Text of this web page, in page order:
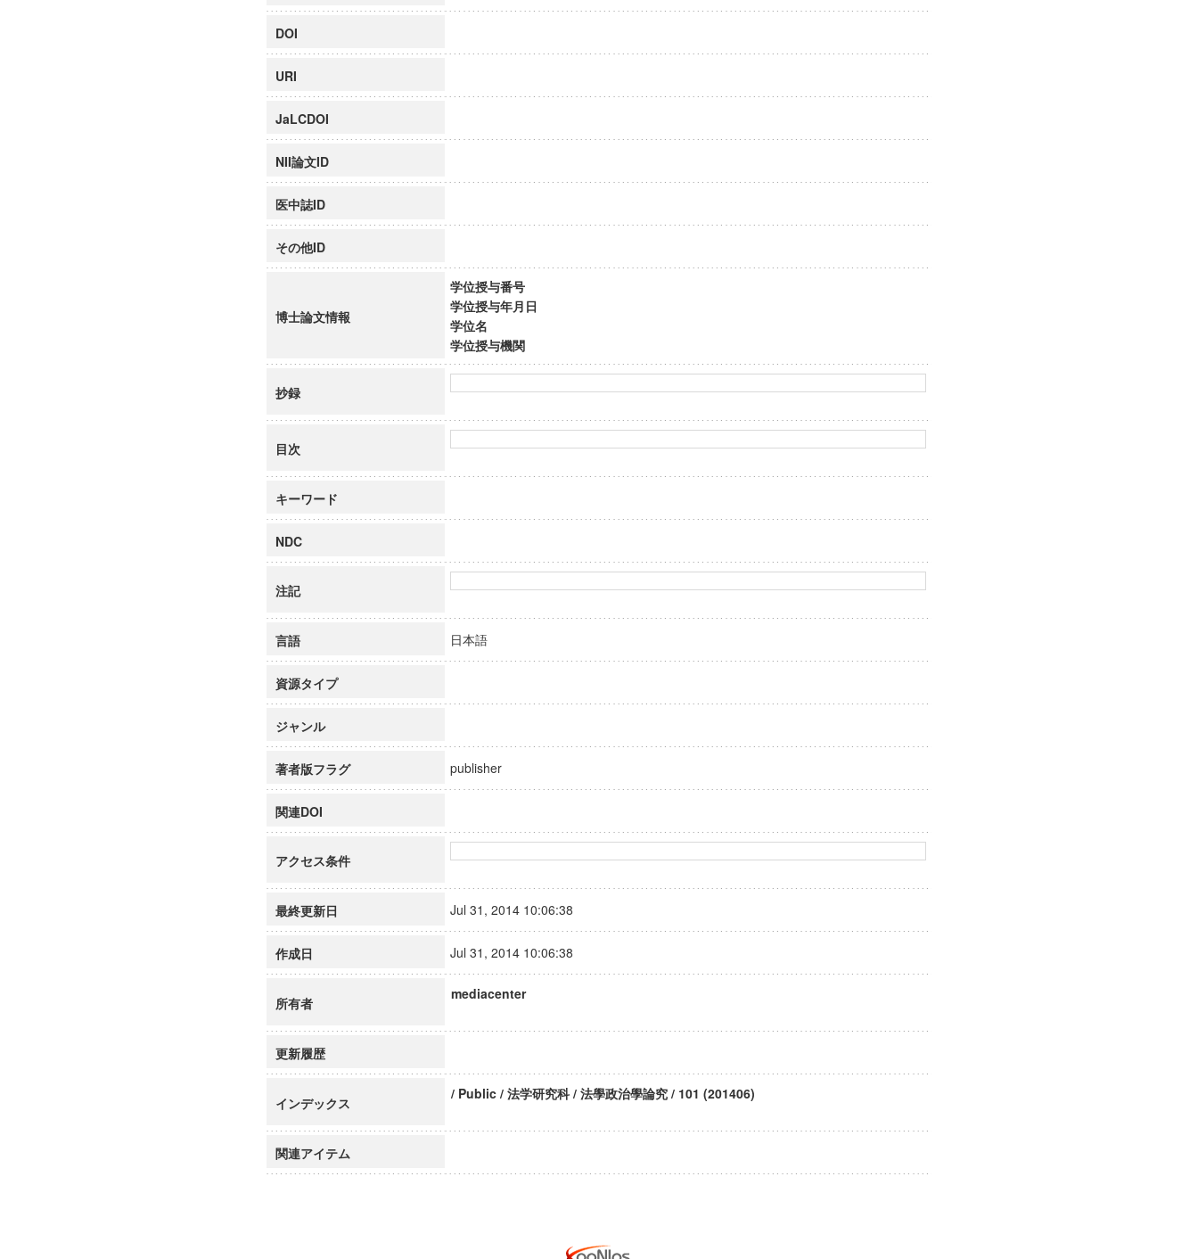
DOI
URI
JaLCDOI
NII論文ID
医中誌ID
その他ID
博士論文情報
学位授与番号
学位授与年月日
学位名
学位授与機関
抄録
目次
キーワード
NDC
注記
言語 日本語
資源タイプ
ジャンル
著者版フラグ publisher
関連DOI
アクセス条件
最終更新日 Jul 31, 2014 10:06:38
作成日 Jul 31, 2014 10:06:38
所有者
mediacenter
更新履歴
インデックス
/ Public / 法学研究科 / 法學政治學論究 / 101 (201406)
関連アイテム